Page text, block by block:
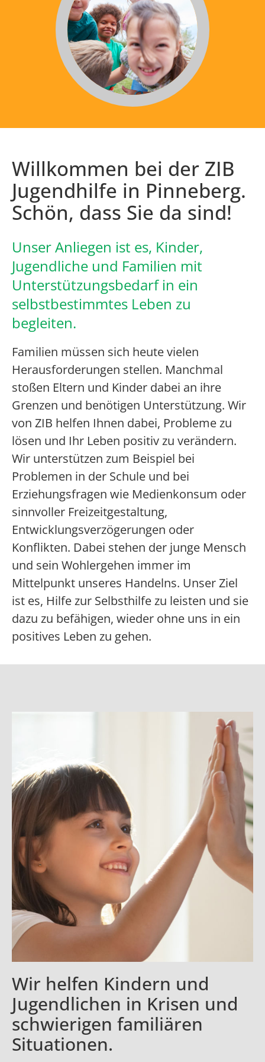
Willkommen bei der ZIB
Jugendhilfe in Pinneberg.
Schön, dass Sie da sind!
Unser Anliegen ist es, Kinder,
Jugendliche und Familien mit
Unterstützungsbedarf in ein
selbstbestimmtes Leben zu
begleiten.
Familien müssen sich heute vielen
Herausforderungen stellen. Manchmal
stoßen Eltern und Kinder dabei an ihre
Grenzen und benötigen Unterstützung. Wir
von ZIB helfen Ihnen dabei, Probleme zu
lösen und Ihr Leben positiv zu verändern.
Wir unterstützen zum Beispiel bei
Problemen in der Schule und bei
Erziehungsfragen wie Medienkonsum oder
sinnvoller Freizeitgestaltung,
Entwicklungsverzögerungen oder
Konflikten. Dabei stehen der junge Mensch
und sein Wohlergehen immer im
Mittelpunkt unseres Handelns. Unser Ziel
ist es, Hilfe zur Selbsthilfe zu leisten und sie
dazu zu befähigen, wieder ohne uns in ein
positives Leben zu gehen.
Wir helfen Kindern und
Jugendlichen in Krisen und
schwierigen familiären
Situationen.